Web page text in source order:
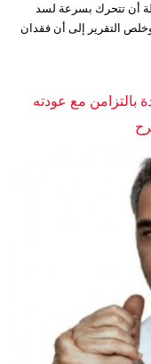
أن تتحرك بسرعة لسد
التقرير إلى أن فقدان
مع عودته